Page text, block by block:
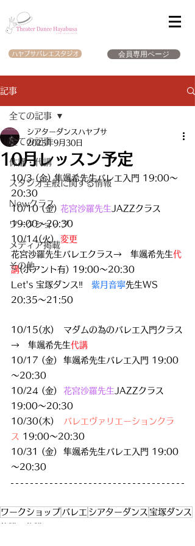
ハヤブサバレエスタジオ 会員専用ページ
記事
全ての記事
休講・代講
スタジオ全般に関する情報
Newクラス
ワークショップ
メディア掲載
その他
全ての記事
10月レッスン予定
シアターダンスハヤブサ
2025年9月30日
10/3 (金) 隼颯希先生バレエ入門 19:00～
20:30
10/10 (金) 花宮沙羅先生 JAZZクラス
19:00～20:30
10/14(火) 変更
花宮沙羅先生バレエクラス→　隼颯希先生代
講(ポアント有) 19:00～20:30
Let's 宝塚ダンス‼️ 紫月音寧先生WS
20:35～21:50
10/15(水)   マダムの為のバレエ入門クラス
→　隼颯希先生代講
10/17 (金)  隼颯希先生バレエ入門 19:00
～20:30
10/24 (金)
花宮沙羅先生 JAZZクラス
19:00～20:30
10/30(木)
バレエヴァリエーションクラ
ス 19:00～20:30
10/31 (金)  隼颯希先生バレエ入門 19:00
～20:30
ワークショップ バレエ シアターダンス 宝塚ダンス